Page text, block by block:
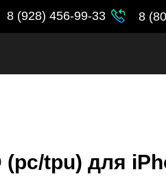
in
8 (928) 456-99-33 8
(pc/tpu) для